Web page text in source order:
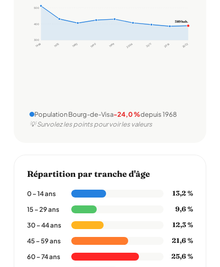
300
400
500
1968 1975 1982 1990 1999 2006 2011 2016 2022
389 hab.
Population Bourg-de-Visa-24,0 %depuis 1968
💡 Survolez les points pour voir les valeurs
Répartition par tranche d'âge
0 – 14 ans 13,2 %
15 – 29 ans 9,6 %
30 – 44 ans 12,3 %
45 – 59 ans 21,6 %
60 – 74 ans 25,6 %